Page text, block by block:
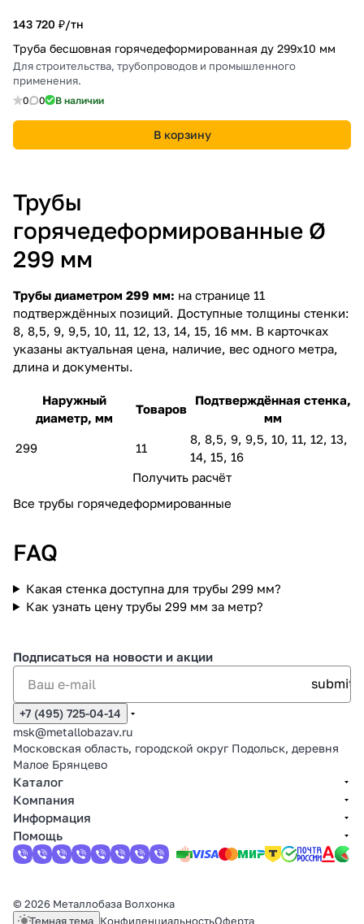
143 720 ₽/тн
Труба бесшовная горячедеформированная ду 299х10 мм
Для строительства, трубопроводов и промышленного
применения.
0 0 В наличии
В корзину
Трубы
горячедеформированные Ø
299 мм
Трубы диаметром 299 мм: на странице 11
подтверждённых позиций. Доступные толщины стенки:
8, 8,5, 9, 9,5, 10, 11, 12, 13, 14, 15, 16 мм. В карточках
указаны актуальная цена, наличие, вес одного метра,
длина и документы.
Наружный
диаметр, мм
Товаров
Подтверждённая стенка,
мм
299 11
8, 8,5, 9, 9,5, 10, 11, 12, 13,
14, 15, 16
Получить расчёт
Все трубы горячедеформированные
FAQ
Какая стенка доступна для трубы 299 мм?
Как узнать цену трубы 299 мм за метр?
Подписаться на новости и акции
+7 (495) 725-04-14
msk@metallobazav.ru
Московская область, городской округ Подольск, деревня
Малое Брянцево
Каталог
Компания
Информация
Помощь
© 2026 Металлобаза Волхонка
Темная тема КонфиденциальностьОферта